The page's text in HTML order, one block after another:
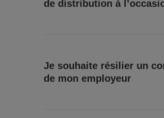
de distribution à
Je souhaite résilier un
de mon employeur